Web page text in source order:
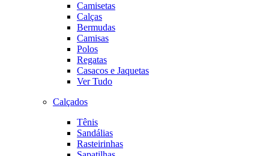
Camisetas
Calças
Bermudas
Camisas
Polos
Regatas
Casacos e Jaquetas
Ver Tudo
Calçados
Tênis
Sandálias
Rasteirinhas